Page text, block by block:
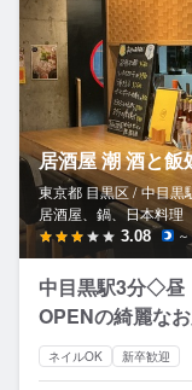
居酒屋 潮 酒と飯
東京都 目黒区 / 中目黒
居酒屋、鍋、日本料理
3.08
中目黒駅3分◇昼
OPENの綺麗な
ネイルOK 新卒歓迎